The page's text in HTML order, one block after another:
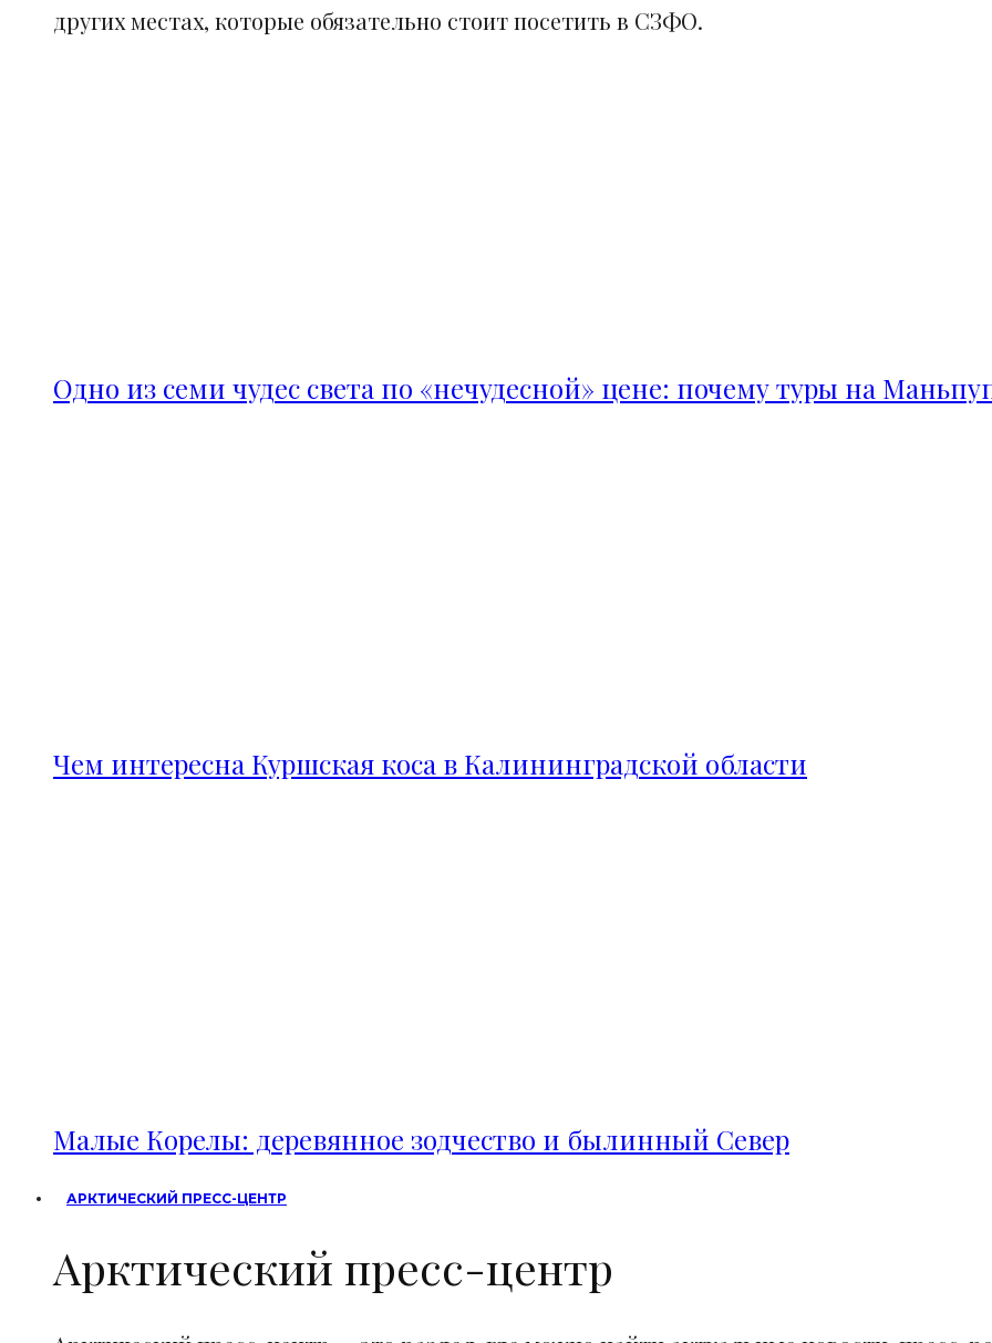
других местах, которые обязательно стоит посетить в СЗФО.
Одно из семи чудес света по «нечудесной» цене: почему туры на
Чем интересна Куршская коса в Калининградской области
Малые Корелы: деревянное зодчество и былинный Север
АРКТИЧЕСКИЙ ПРЕСС-ЦЕНТР
Арктический пресс-центр